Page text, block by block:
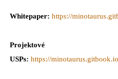
Whitepaper: https://
Projektové
USPs: https://